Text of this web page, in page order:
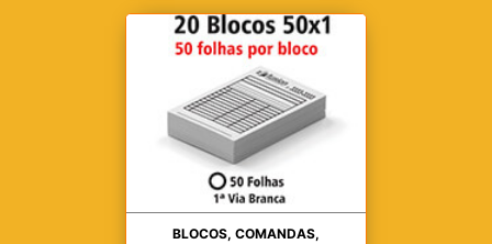
BLOCOS, COMANDAS,